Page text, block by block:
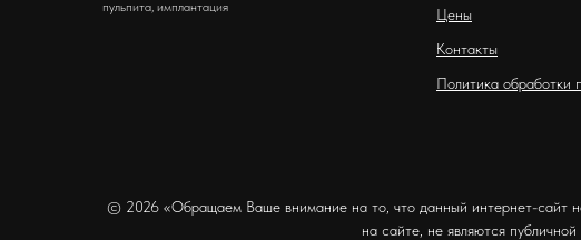
пульпита, имплантация
Цены
Контакты
Политика обработки
© 2026 «Обращаем Ваше внимание на то, что данный интернет-сайт
на сайте, не являются